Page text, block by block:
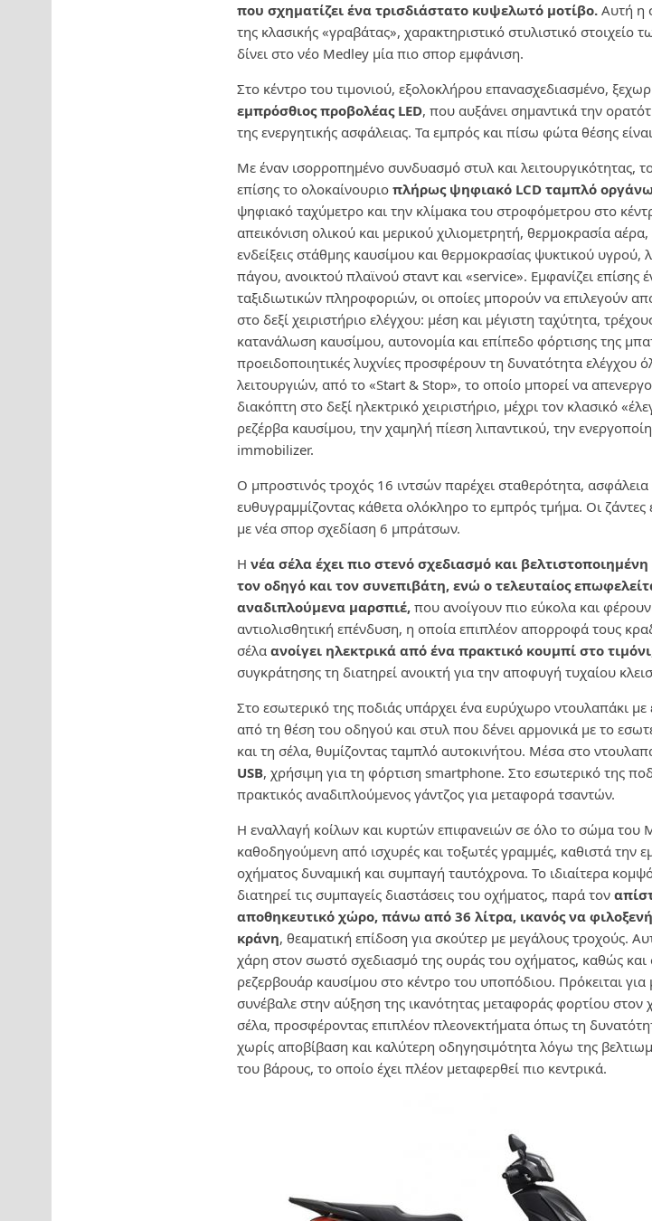
που σχηματίζει ένα τρισδιάστατο κυψελωτό μοτίβο. Αυτή η
της κλασικής «γραβάτας», χαρακτηριστικό στυλιστικό στοιχείο
δίνει στο νέο Medley μία πιο σπορ εμφάνιση.
Στο κέντρο του τιμονιού, εξολοκλήρου επανασχεδιασμένο,
εμπρόσθιος προβολέας LED, που αυξάνει σημαντικά την
της ενεργητικής ασφάλειας. Τα εμπρός και πίσω φώτα θέσης
Με έναν ισορροπημένο συνδυασμό στυλ και λειτουργικότητας, το
επίσης το ολοκαίνουριο πλήρως ψηφιακό LCD ταμπλό
ψηφιακό ταχύμετρο και την κλίμακα του στροφόμετρου στο
απεικόνιση ολικού και μερικού χιλιομετρητή, θερμοκρασία
ενδείξεις στάθμης καυσίμου και θερμοκρασίας ψυκτικού υγρού,
πάγου, ανοικτού πλαϊνού σταντ και «service». Εμφανίζει επίσης
ταξιδιωτικών πληροφοριών, οι οποίες μπορούν να επιλεγούν
στο δεξί χειριστήριο ελέγχου: μέση και μέγιστη ταχύτητα,
κατανάλωση καυσίμου, αυτονομία και επίπεδο φόρτισης της
προειδοποιητικές λυχνίες προσφέρουν τη δυνατότητα ελέγχου
λειτουργιών, από το «Start & Stop», το οποίο μπορεί να
διακόπτη στο δεξί ηλεκτρικό χειριστήριο, μέχρι τον κλασικό
ρεζέρβα καυσίμου, την χαμηλή πίεση λιπαντικού, την
immobilizer.
Ο μπροστινός τροχός 16 ιντσών παρέχει σταθερότητα, ασφάλεια
ευθυγραμμίζοντας κάθετα ολόκληρο το εμπρός τμήμα. Οι ζάντες
με νέα σπορ σχεδίαση 6 μπράτσων.
Η νέα σέλα έχει πιο στενό σχεδιασμό και
τον οδηγό και τον συνεπιβάτη, ενώ ο τελευταίος
αναδιπλούμενα μαρσπιέ, που ανοίγουν πιο εύκολα και φέρουν
αντιολισθητική επένδυση, η οποία επιπλέον απορροφά τους
σέλα ανοίγει ηλεκτρικά από ένα πρακτικό κουμπί στο τιμόνι
συγκράτησης τη διατηρεί ανοικτή για την αποφυγή τυχαίου
Στο εσωτερικό της ποδιάς υπάρχει ένα ευρύχωρο ντουλαπάκι
από τη θέση του οδηγού και στυλ που δένει αρμονικά με το
και τη σέλα, θυμίζοντας ταμπλό αυτοκινήτου. Μέσα στο
USB, χρήσιμη για τη φόρτιση smartphone. Στο εσωτερικό της
πρακτικός αναδιπλούμενος γάντζος για μεταφορά τσαντών.
H εναλλαγή κοίλων και κυρτών επιφανειών σε όλο το σώμα του
καθοδηγούμενη από ισχυρές και τοξωτές γραμμές, καθιστά την
οχήματος δυναμική και συμπαγή ταυτόχρονα. Το ιδιαίτερα
διατηρεί τις συμπαγείς διαστάσεις του οχήματος, παρά τον
αποθηκευτικό χώρο, πάνω από 36 λίτρα, ικανός να
κράνη, θεαματική επίδοση για σκούτερ με μεγάλους τροχούς.
χάρη στον σωστό σχεδιασμό της ουράς του οχήματος, καθώς και
ρεζερβουάρ καυσίμου στο κέντρο του υποπόδιου. Πρόκειται για
συνέβαλε στην αύξηση της ικανότητας μεταφοράς φορτίου
σέλα, προσφέροντας επιπλέον πλεονεκτήματα όπως τη
χωρίς αποβίβαση και καλύτερη οδηγησιμότητα λόγω της
του βάρους, το οποίο έχει πλέον μεταφερθεί πιο κεντρικά.